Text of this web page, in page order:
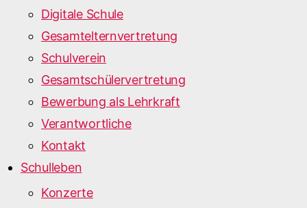
Digitale Schule
Gesamtelternvertretung
Schulverein
Gesamtschülervertretung
Bewerbung als Lehrkraft
Verantwortliche
Kontakt
Schulleben
Konzerte